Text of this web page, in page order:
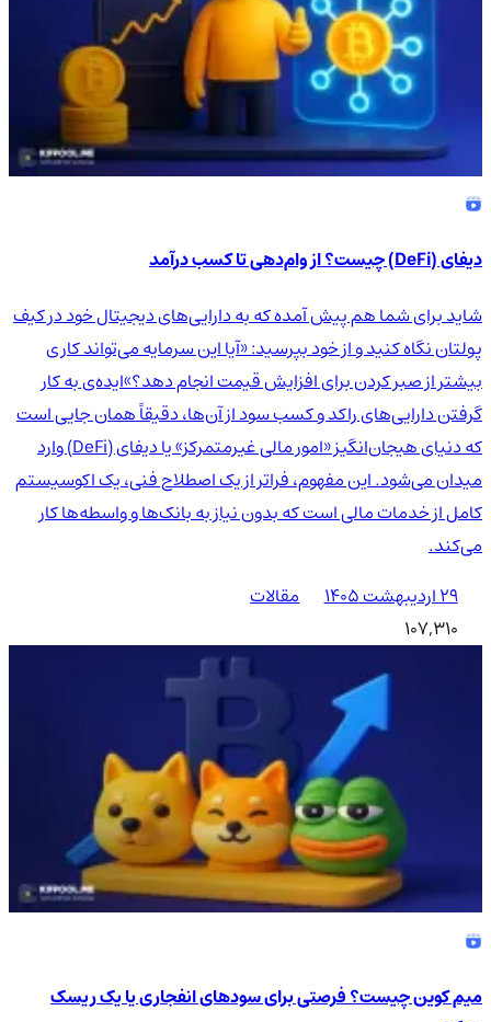
دیفای (DeFi) چیست؟ از وام‌دهی تا کسب درآمد
شاید برای شما هم پیش آمده که به دارایی‌های دیجیتال خود در کیف
پولتان نگاه کنید و از خود بپرسید: «آیا این سرمایه می‌تواند کاری
بیشتر از صبر کردن برای افزایش قیمت انجام دهد؟»ایده‌ی به کار
گرفتن دارایی‌های راکد و کسب سود از آن‌ها، دقیقاً همان جایی است
که دنیای هیجان‌انگیز «امور مالی غیرمتمرکز» یا دیفای (DeFi) وارد
میدان می‌شود. این مفهوم، فراتر از یک اصطلاح فنی، یک اکوسیستم
کامل از خدمات مالی است که بدون نیاز به بانک‌ها و واسطه‌ها کار
می‌کند.
۲۹ اردیبهشت ۱۴۰۵
مقالات
107,310
میم کوین چیست؟ فرصتی برای سودهای انفجاری یا یک ریسک